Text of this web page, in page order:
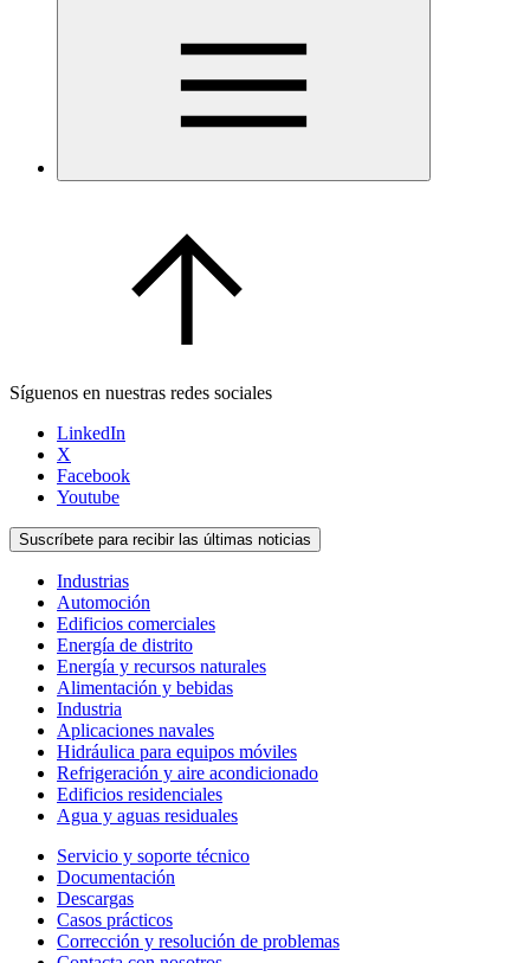
Síguenos en nuestras redes sociales
LinkedIn
X
Facebook
Youtube
Suscríbete para recibir las últimas noticias
Industrias
Automoción
Edificios comerciales
Energía de distrito
Energía y recursos naturales
Alimentación y bebidas
Industria
Aplicaciones navales
Hidráulica para equipos móviles
Refrigeración y aire acondicionado
Edificios residenciales
Agua y aguas residuales
Servicio y soporte técnico
Documentación
Descargas
Casos prácticos
Corrección y resolución de problemas